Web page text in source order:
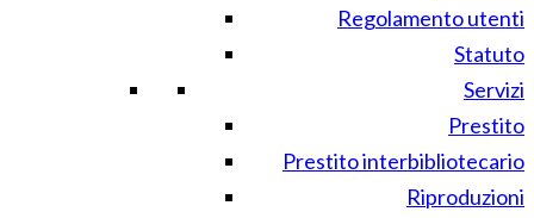
Regolamento utenti
Statuto
Servizi
Prestito
Prestito interbibliotecario
Riproduzioni